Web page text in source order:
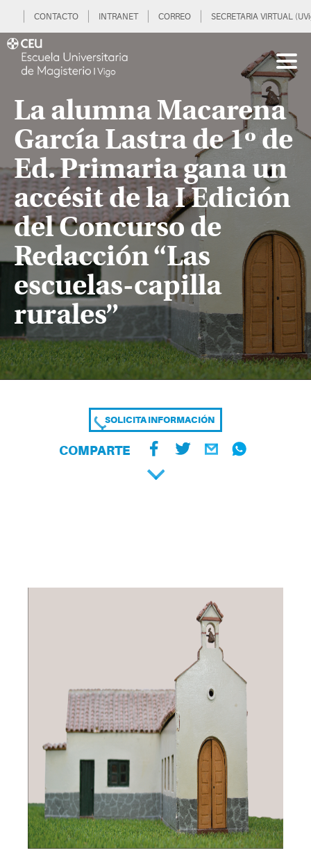
CONTACTO INTRANET CORREO SECRETARIA VIRTUAL
La alumna Macarena
García Lastra de 1º de
Ed. Primaria gana un
accésit de la I Edición
del Concurso de
Redacción “Las
escuelas-capilla
rurales”
SOLICITA INFORMACIÓN
COMPARTE